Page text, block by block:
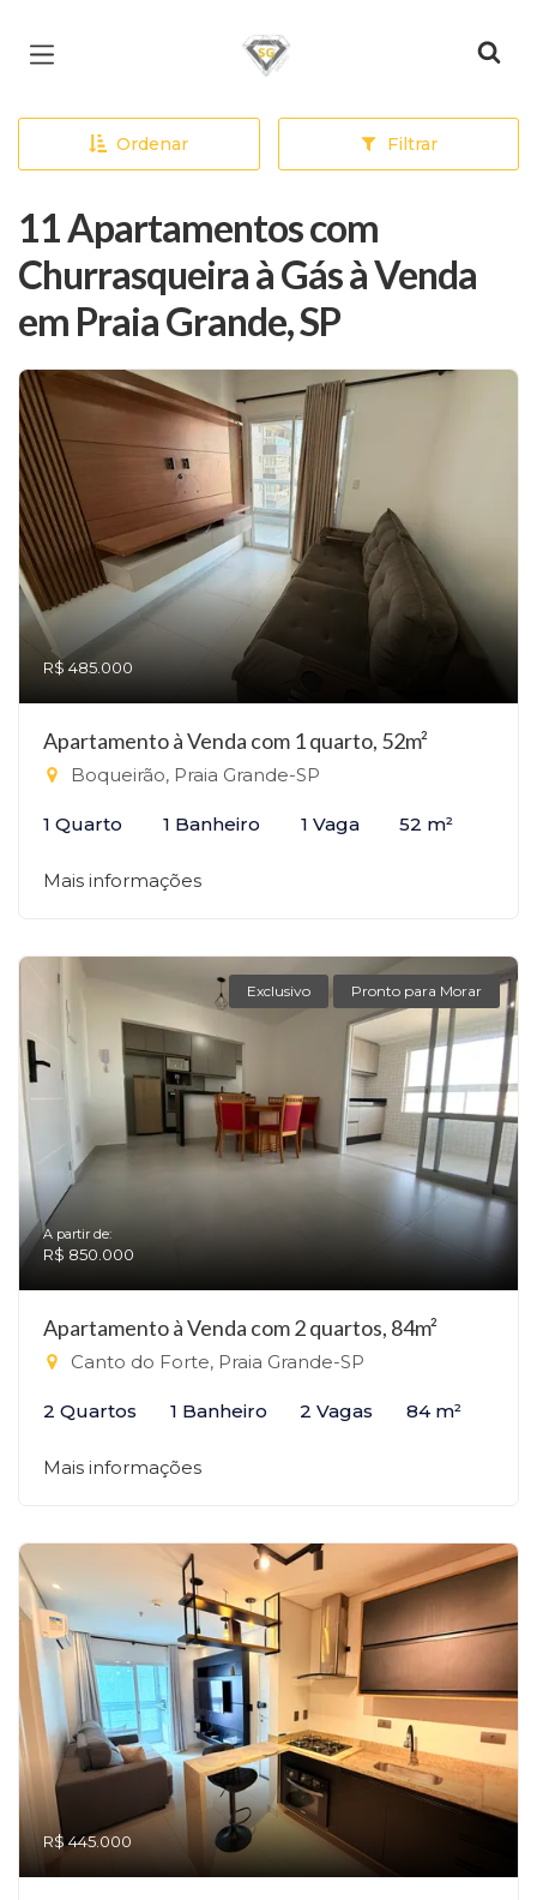
Página inicial
Ordenar Filtrar
11 Apartamentos com
Churrasqueira à Gás à Venda
em Praia Grande, SP
R$ 485.000
Apartamento à Venda com 1 quarto, 52m²
Boqueirão, Praia Grande-SP
1 Quarto 1 Banheiro 1 Vaga 52 m²
Mais informações
Exclusivo Pronto para Morar
A partir de:
R$ 850.000
Apartamento à Venda com 2 quartos, 84m²
Canto do Forte, Praia Grande-SP
2 Quartos 1 Banheiro 2 Vagas 84 m²
Mais informações
R$ 445.000